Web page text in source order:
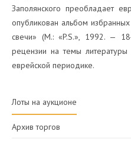
Заполянского преобладает
опубликован альбом
свечи» (М.: «P.S.», 1992. —
рецензии на темы литературы
еврейской периодике.
Лоты на аукционе
Архив торгов